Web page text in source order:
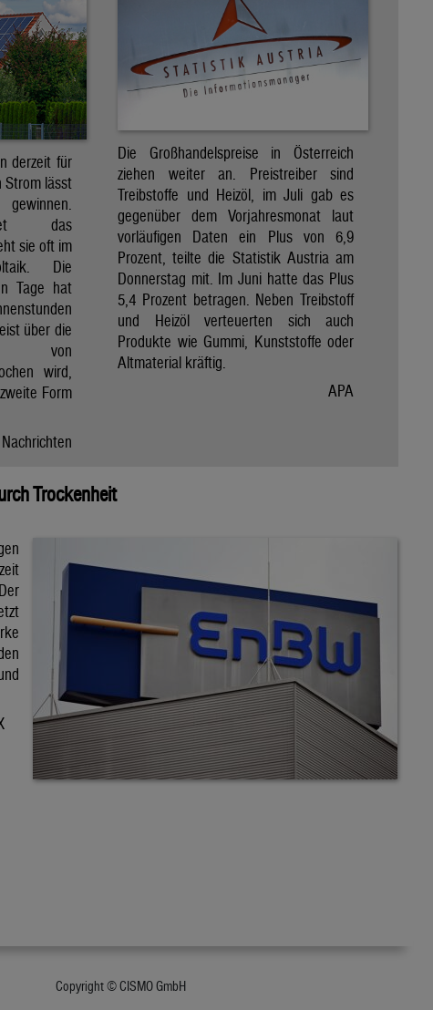
derzeit für
Strom lässt
das
sie oft im
Die
Tage hat
über die
von
wird,
Form
Die Großhandelspreise in Österreich
ziehen weiter an. Preistreiber sind
Treibstoffe und Heizöl, im Juli gab es
gegenüber dem Vorjahresmonat laut
vorläufigen Daten ein Plus von 6,9
Prozent, teilte die Statistik Austria am
Donnerstag mit. Im Juni hatte das Plus
5,4 Prozent betragen. Neben Treibstoff
und Heizöl verteuerten sich auch
Produkte wie Gummi, Kunststoffe oder
Altmaterial kräftig.
APA
Trockenheit
Copyright © CISMO GmbH